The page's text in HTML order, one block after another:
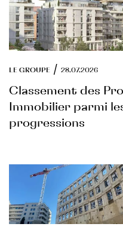
LE GROUPE / 28.07.2026
Classement des
Immobilier parmi
progressions